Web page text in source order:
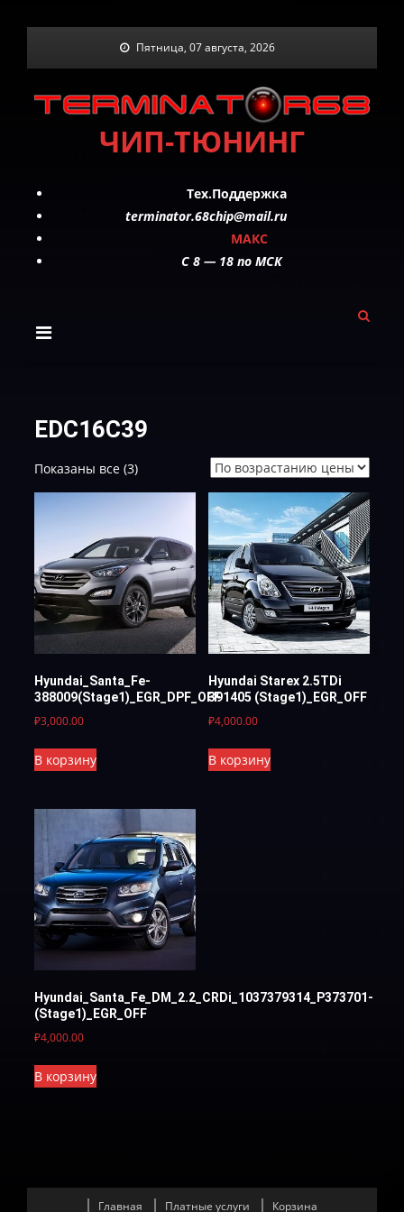
Пятница, 07 августа, 2026
ЧИП-ТЮНИНГ
Тех.Поддержка
terminator.68chip@mail.ru
МАКС
C 8 — 18 по МСК
EDC16C39
Показаны все (3)Цены:
по
возрастанию
Hyundai_Santa_Fe-
388009(Stage1)_EGR_DPF_OFF
₽3,000.00
В корзину
Hyundai Starex 2.5TDi
391405 (Stage1)_EGR_OFF
₽4,000.00
В корзину
Hyundai_Santa_Fe_DM_2.2_CRDi_1037379314_P373701-
(Stage1)_EGR_OFF
₽4,000.00
В корзину
Главная Платные услуги Корзина